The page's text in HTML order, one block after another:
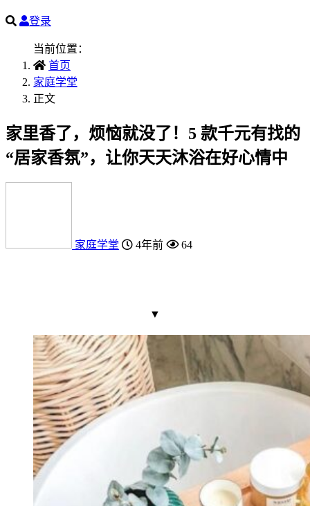
登录
当前位置：
首页
家庭学堂
正文
家里香了，烦恼就没了！5 款千元有找的
“居家香氛”，让你天天沐浴在好心情中
家庭学堂 4年前 64
▼